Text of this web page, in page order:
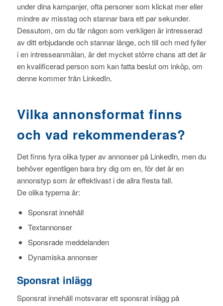
under dina kampanjer, ofta personer som klickat mer eller
mindre av misstag och stannar bara ett par sekunder.
Dessutom, om du får någon som verkligen är intresserad
av ditt erbjudande och stannar länge, och till och med fyller
i en intresseanmälan, är det mycket större chans att det är
en kvalificerad person som kan fatta beslut om inköp, om
denne kommer från LinkedIn.
Vilka annonsformat finns
och vad rekommenderas?
Det finns fyra olika typer av annonser på LinkedIn, men du
behöver egentligen bara bry dig om en, för det är en
annonstyp som är effektivast i de allra flesta fall.
De olika typerna är:
Sponsrat innehåll
Textannonser
Sponsrade meddelanden
Dynamiska annonser
Sponsrat inlägg
Sponsrat innehåll motsvarar ett sponsrat inlägg på